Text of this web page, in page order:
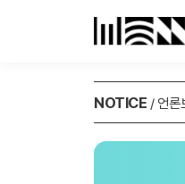
NOTICE / 언론